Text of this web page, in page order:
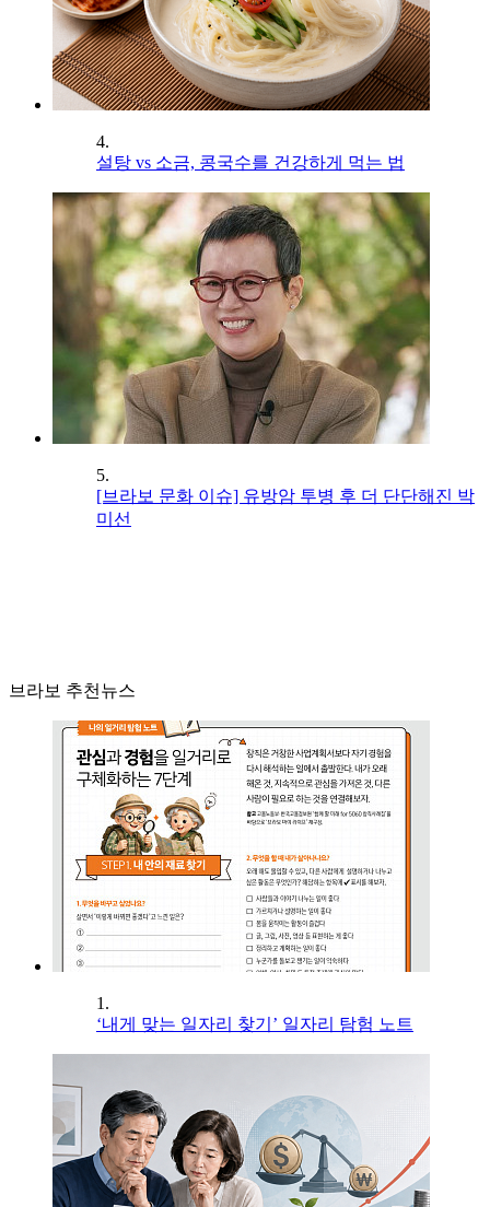
4.
설탕 vs 소금, 콩국수를 건강하게 먹는 법
5.
[브라보 문화 이슈] 유방암 투병 후 더 단단해진 박
미선
브라보 추천뉴스
1.
‘내게 맞는 일자리 찾기’ 일자리 탐험 노트